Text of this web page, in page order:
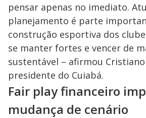
pensar apenas no imediato.
planejamento é parte
construção esportiva dos
se manter fortes e vencer de
sustentável – afirmou
presidente do Cuiabá.
Fair play financeiro
mudança de cenário